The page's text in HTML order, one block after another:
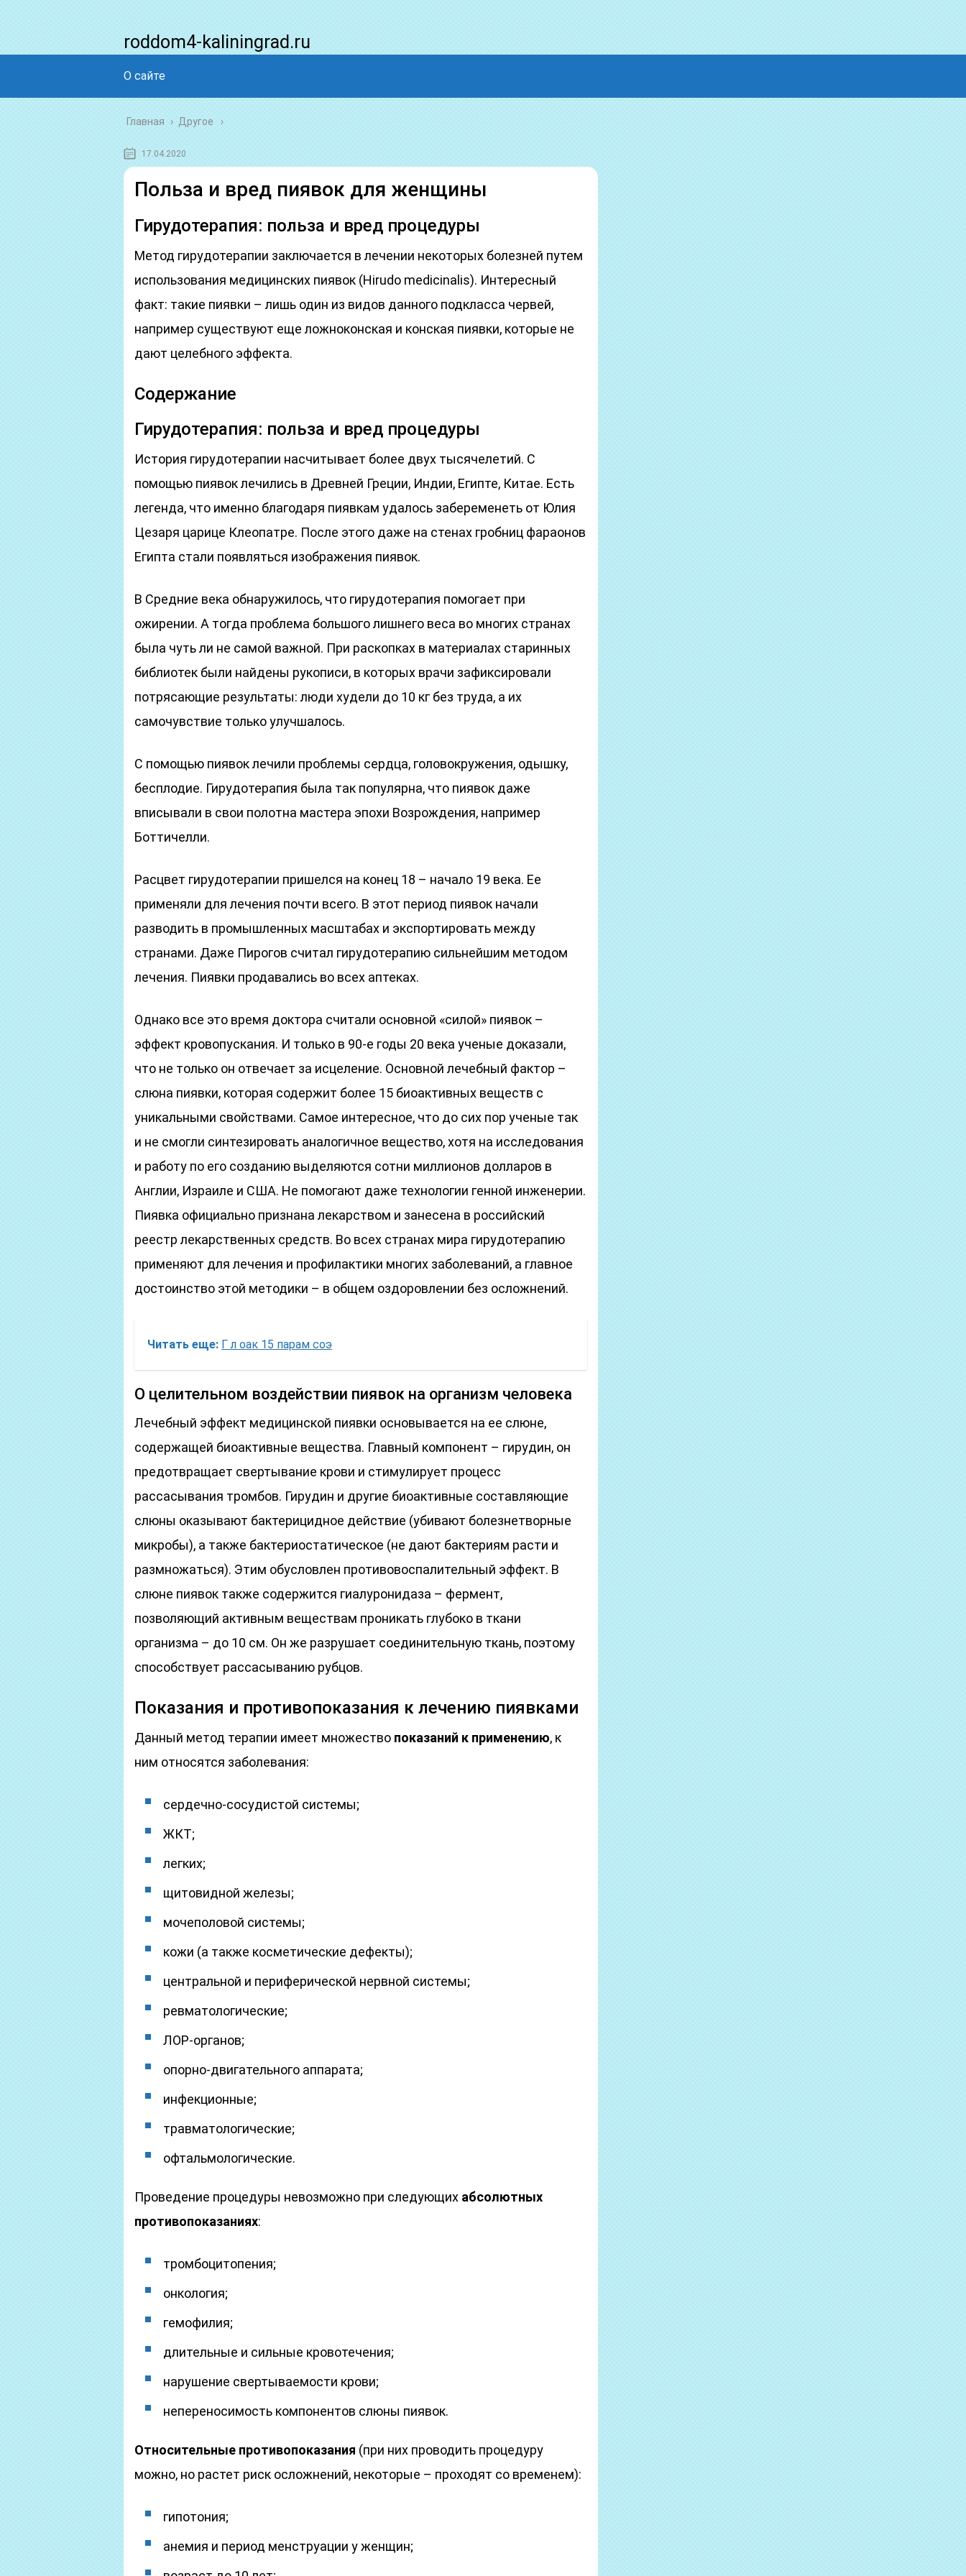
roddom4-kaliningrad.ru
О сайте
Главная › Другое
17.04.2020
Польза и вред пиявок для женщины
Гирудотерапия: польза и вред процедуры
Метод гирудотерапии заключается в лечении некоторых болезней путем
использования медицинских пиявок (Hirudo medicinalis). Интересный
факт: такие пиявки – лишь один из видов данного подкласса червей,
например существуют еще ложноконская и конская пиявки, которые не
дают целебного эффекта.
Содержание
Гирудотерапия: польза и вред процедуры
История гирудотерапии насчитывает более двух тысячелетий. С
помощью пиявок лечились в Древней Греции, Индии, Египте, Китае. Есть
легенда, что именно благодаря пиявкам удалось забеременеть от Юлия
Цезаря царице Клеопатре. После этого даже на стенах гробниц фараонов
Египта стали появляться изображения пиявок.
В Средние века обнаружилось, что гирудотерапия помогает при
ожирении. А тогда проблема большого лишнего веса во многих странах
была чуть ли не самой важной. При раскопках в материалах старинных
библиотек были найдены рукописи, в которых врачи зафиксировали
потрясающие результаты: люди худели до 10 кг без труда, а их
самочувствие только улучшалось.
С помощью пиявок лечили проблемы сердца, головокружения, одышку,
бесплодие. Гирудотерапия была так популярна, что пиявок даже
вписывали в свои полотна мастера эпохи Возрождения, например
Боттичелли.
Расцвет гирудотерапии пришелся на конец 18 – начало 19 века. Ее
применяли для лечения почти всего. В этот период пиявок начали
разводить в промышленных масштабах и экспортировать между
странами. Даже Пирогов считал гирудотерапию сильнейшим методом
лечения. Пиявки продавались во всех аптеках.
Однако все это время доктора считали основной «силой» пиявок –
эффект кровопускания. И только в 90-е годы 20 века ученые доказали,
что не только он отвечает за исцеление. Основной лечебный фактор –
слюна пиявки, которая содержит более 15 биоактивных веществ с
уникальными свойствами. Самое интересное, что до сих пор ученые так
и не смогли синтезировать аналогичное вещество, хотя на исследования
и работу по его созданию выделяются сотни миллионов долларов в
Англии, Израиле и США. Не помогают даже технологии генной инженерии.
Пиявка официально признана лекарством и занесена в российский
реестр лекарственных средств. Во всех странах мира гирудотерапию
применяют для лечения и профилактики многих заболеваний, а главное
достоинство этой методики – в общем оздоровлении без осложнений.
Читать еще: Г л оак 15 парам соэ
О целительном воздействии пиявок на организм человека
Лечебный эффект медицинской пиявки основывается на ее слюне,
содержащей биоактивные вещества. Главный компонент – гирудин, он
предотвращает свертывание крови и стимулирует процесс
рассасывания тромбов. Гирудин и другие биоактивные составляющие
слюны оказывают бактерицидное действие (убивают болезнетворные
микробы), а также бактериостатическое (не дают бактериям расти и
размножаться). Этим обусловлен противовоспалительный эффект. В
слюне пиявок также содержится гиалуронидаза – фермент,
позволяющий активным веществам проникать глубоко в ткани
организма – до 10 см. Он же разрушает соединительную ткань, поэтому
способствует рассасыванию рубцов.
Показания и противопоказания к лечению пиявками
Данный метод терапии имеет множество показаний к применению, к
ним относятся заболевания:
сердечно-сосудистой системы;
ЖКТ;
легких;
щитовидной железы;
мочеполовой системы;
кожи (а также косметические дефекты);
центральной и периферической нервной системы;
ревматологические;
ЛОР-органов;
опорно-двигательного аппарата;
инфекционные;
травматологические;
офтальмологические.
Проведение процедуры невозможно при следующих абсолютных
противопоказаниях:
тромбоцитопения;
онкология;
гемофилия;
длительные и сильные кровотечения;
нарушение свертываемости крови;
непереносимость компонентов слюны пиявок.
Относительные противопоказания (при них проводить процедуру
можно, но растет риск осложнений, некоторые – проходят со временем):
гипотония;
анемия и период менструации у женщин;